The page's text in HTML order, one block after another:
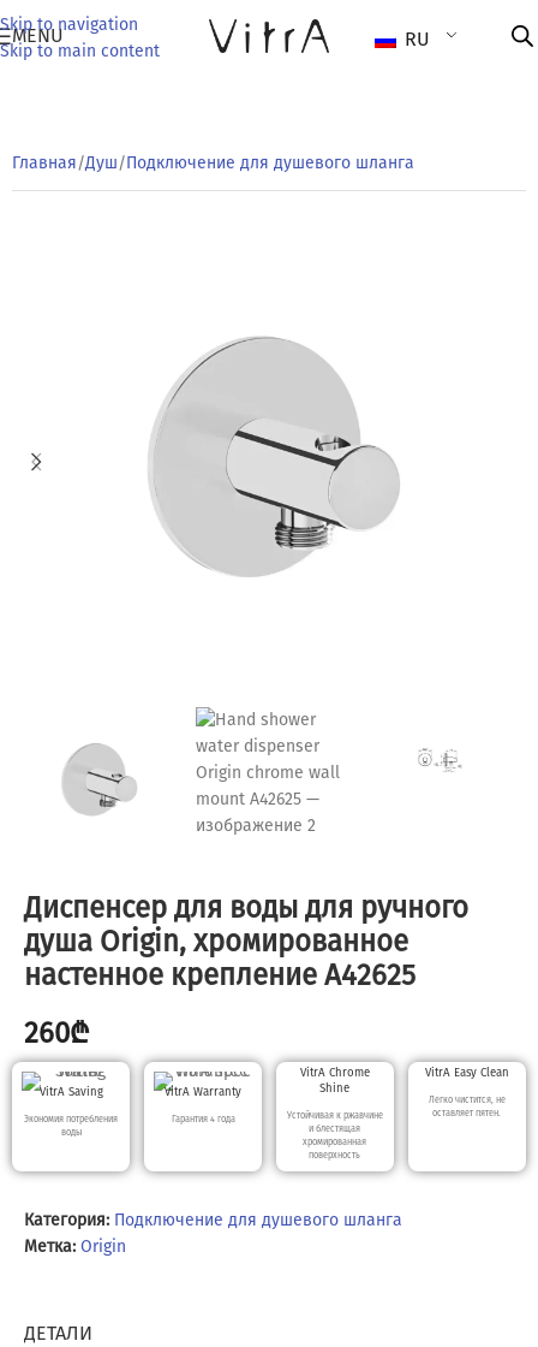
Skip to navigation
Skip to main content
MENU RU
Главная/Душ/Подключение для душевого шланга
Диспенсер для воды для ручного
душа Origin, хромированное
настенное крепление A42625
260₾
VitrA Saving
Экономия потребления
воды
VitrA Warranty
Гарантия 4 года
VitrA Chrome
Shine
Устойчивая к ржавчине
и блестящая
хромированная
поверхность
VitrA Easy Clean
Легко чистится, не
оставляет пятен.
Категория: Подключение для душевого шланга
Метка: Origin
ДЕТАЛИ